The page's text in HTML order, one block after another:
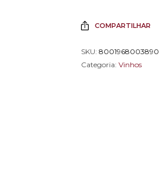
COMPARTILHAR
SKU: 8001968003890
Categoria: Vinhos